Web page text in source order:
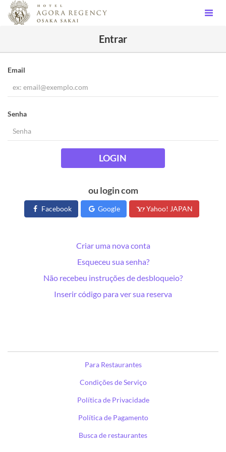
Entrar
Email
Senha
LOGIN
ou login com
Facebook Google Yahoo! JAPAN
Criar uma nova conta
Esqueceu sua senha?
Não recebeu instruções de desbloqueio?
Inserir código para ver sua reserva
Para Restaurantes
Condições de Serviço
Política de Privacidade
Política de Pagamento
Busca de restaurantes